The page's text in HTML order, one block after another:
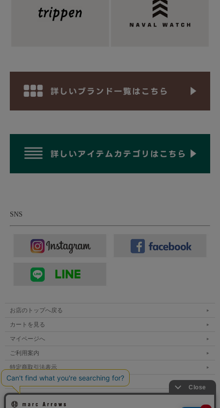
SNS
お店のトップへ戻る
カートを見る
マイページへ
ご利用案内
特定商取引法表示
個人情報の取扱い
サイトマップ